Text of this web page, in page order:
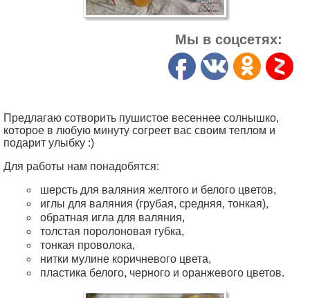
Мы в соцсетях:
Предлагаю сотворить пушистое весеннее солнышко,
которое в любую минуту согреет вас своим теплом и
подарит улыбку :)
Для работы нам понадобятся:
шерсть для валяния желтого и белого цветов,
иглы для валяния (грубая, средняя, тонкая),
обратная игла для валяния,
толстая поролоновая губка,
тонкая проволока,
нитки мулине коричневого цвета,
пластика белого, черного и оранжевого цветов.